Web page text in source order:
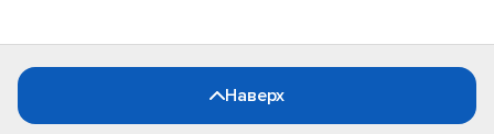
Наверх